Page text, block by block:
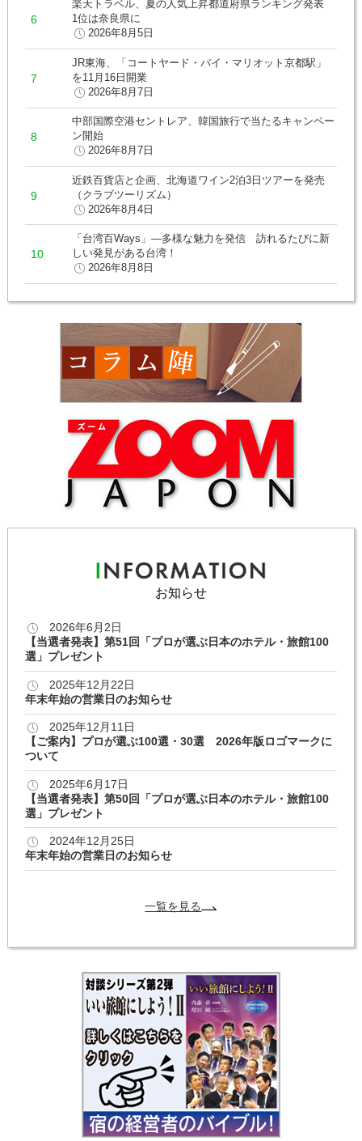
楽天トラベル、夏の人気上昇都道府県ランキング発表
1位は奈良県に
2026年8月5日
JR東海、「コートヤード・バイ・マリオット京都駅」
を11月16日開業
2026年8月7日
中部国際空港セントレア、韓国旅行で当たるキャンペー
ン開始
2026年8月7日
近鉄百貨店と企画、北海道ワイン2泊3日ツアーを発売
（クラブツーリズム）
2026年8月4日
「台湾百Ways」―多様な魅力を発信 訪れるたびに新
しい発見がある台湾！
2026年8月8日
お知らせ
2026年6月2日
【当選者発表】第51回「プロが選ぶ日本のホテル・旅館100
選」プレゼント
2025年12月22日
年末年始の営業日のお知らせ
2025年12月11日
【ご案内】プロが選ぶ100選・30選 2026年版ロゴマークに
ついて
2025年6月17日
【当選者発表】第50回「プロが選ぶ日本のホテル・旅館100
選」プレゼント
2024年12月25日
年末年始の営業日のお知らせ
一覧を見る